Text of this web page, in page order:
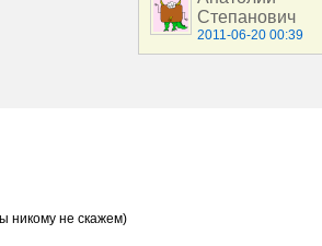
Степанович
2011-06-20 00:39
никому не скажем)